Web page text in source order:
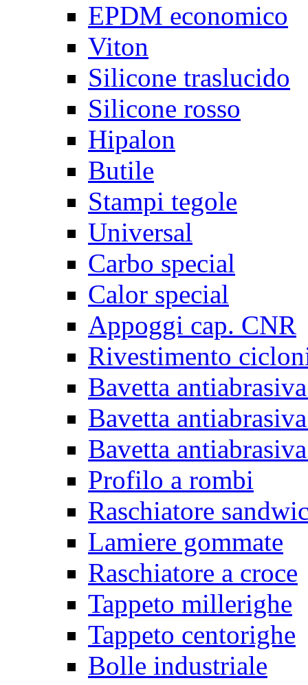
EPDM economico
Viton
Silicone traslucido
Silicone rosso
Hipalon
Butile
Stampi tegole
Universal
Carbo special
Calor special
Appoggi cap. CNR
Rivestimento
Bavetta
Bavetta
Bavetta
Profilo a rombi
Raschiatore
Lamiere gommate
Raschiatore a croce
Tappeto millerighe
Tappeto centorighe
Bolle industriale